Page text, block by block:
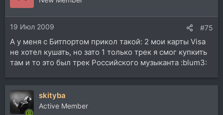
19 Июл 2009 #75
А у меня с Битпортом прикол такой: 2 мои карты Visa
не хотел кушать, но зато 1 только трек я смог купкить
там и то это был трек Российского музыканта :blum3:
skityba
Active Member